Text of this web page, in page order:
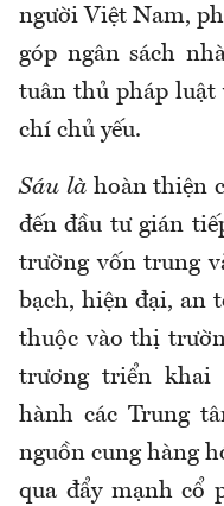
người Việt Nam,
góp ngân sách
tuân thủ pháp
chí chủ yếu.
Sáu làhoàn thiện
đến đầu tư gián
trường vốn trung
bạch, hiện đại, an
thuộc vào thị
trương triển khai
hành các Trung
nguồn cung hàng
qua đẩy mạnh cổ